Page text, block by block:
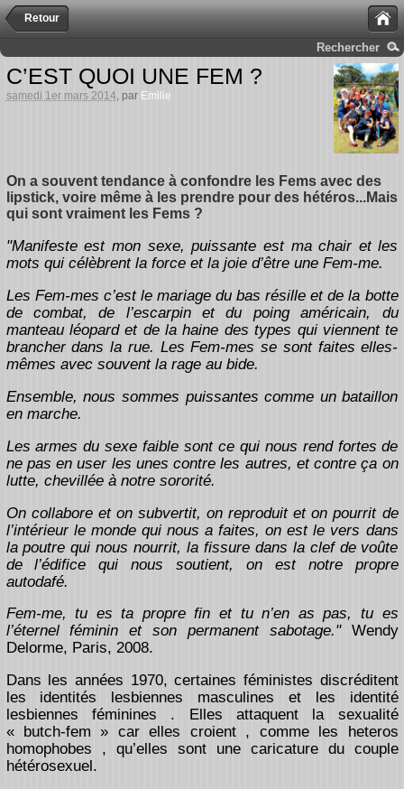
Retour
Rechercher
C’EST QUOI UNE FEM ?
samedi 1er mars 2014 , par Emilie
On a souvent tendance à confondre les Fems avec des
lipstick, voire même à les prendre pour des hétéros...Mais
qui sont vraiment les Fems ?
"Manifeste est mon sexe, puissante est ma chair et les
mots qui célèbrent la force et la joie d’être une Fem-me.
Les Fem-mes c’est le mariage du bas résille et de la botte
de combat, de l’escarpin et du poing américain, du
manteau léopard et de la haine des types qui viennent te
brancher dans la rue. Les Fem-mes se sont faites elles-
mêmes avec souvent la rage au bide.
Ensemble, nous sommes puissantes comme un bataillon
en marche.
Les armes du sexe faible sont ce qui nous rend fortes de
ne pas en user les unes contre les autres, et contre ça on
lutte, chevillée à notre sororité.
On collabore et on subvertit, on reproduit et on pourrit de
l’intérieur le monde qui nous a faites, on est le vers dans
la poutre qui nous nourrit, la fissure dans la clef de voûte
de l’édifice qui nous soutient, on est notre propre
autodafé.
Fem-me, tu es ta propre fin et tu n’en as pas, tu es
l’éternel féminin et son permanent sabotage."Wendy
Delorme, Paris, 2008.
Dans les années 1970, certaines féministes discréditent
les identités lesbiennes masculines et les identité
lesbiennes féminines . Elles attaquent la sexualité
« butch-fem » car elles croient , comme les heteros
homophobes , qu’elles sont une caricature du couple
hétérosexuel.